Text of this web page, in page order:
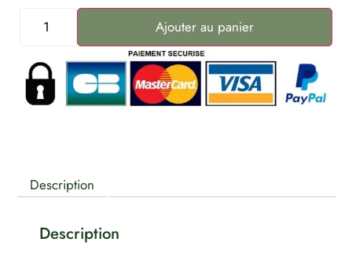
Ajouter au panier
Description
Description